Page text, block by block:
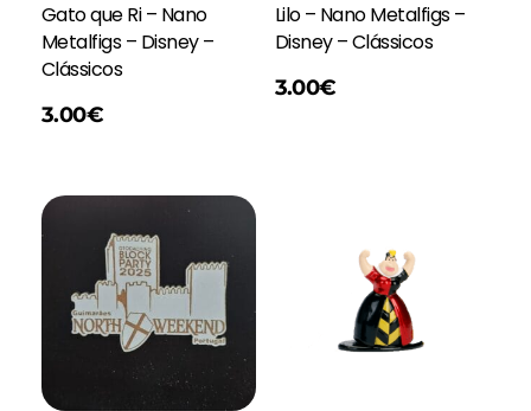
Gato que Ri – Nano
Metalfigs – Disney –
Clássicos
3.00€
Lilo – Nano Metalfigs –
Disney – Clássicos
3.00€
Adicionar